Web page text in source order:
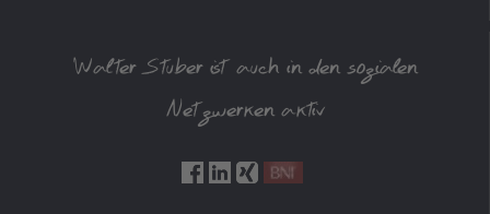
Walter Stuber ist auch in den sozialen
Netzwerken aktiv